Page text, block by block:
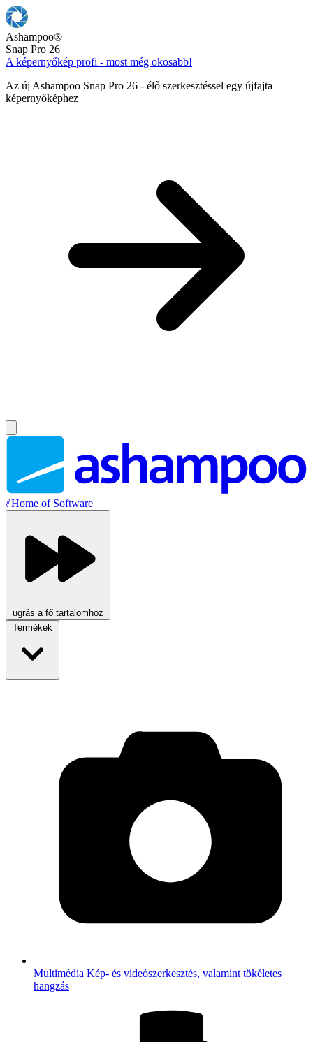
Ashampoo®
Snap Pro 26
A képernyőkép profi - most még okosabb!
Az új Ashampoo Snap Pro 26 - élő szerkesztéssel egy újfajta
képernyőképhez
//Home of Software
ugrás a fő tartalomhoz
Termékek
Multimédia Kép- és videószerkesztés, valamint tökéletes
hangzás